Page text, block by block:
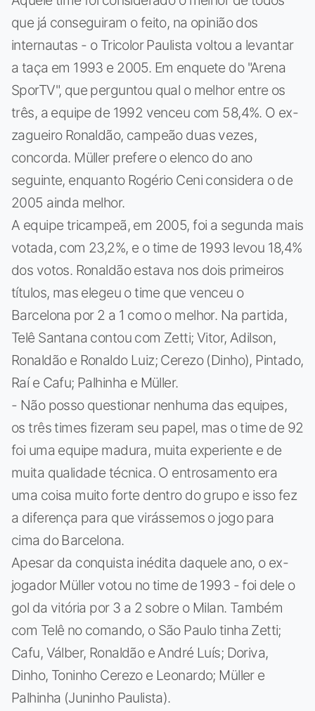
que já conseguiram o feito, na opinião dos
internautas - o Tricolor Paulista voltou a levantar
a taça em 1993 e 2005. Em enquete do "Arena
SporTV", que perguntou qual o melhor entre os
três, a equipe de 1992 venceu com 58,4%. O ex-
zagueiro Ronaldão, campeão duas vezes,
concorda. Müller prefere o elenco do ano
seguinte, enquanto Rogério Ceni considera o de
2005 ainda melhor.
A equipe tricampeã, em 2005, foi a segunda mais
votada, com 23,2%, e o time de 1993 levou 18,4%
dos votos. Ronaldão estava nos dois primeiros
títulos, mas elegeu o time que venceu o
Barcelona por 2 a 1 como o melhor. Na partida,
Telê Santana contou com Zetti; Vitor, Adilson,
Ronaldão e Ronaldo Luiz; Cerezo (Dinho), Pintado,
Raí e Cafu; Palhinha e Müller.
- Não posso questionar nenhuma das equipes,
os três times fizeram seu papel, mas o time de 92
foi uma equipe madura, muita experiente e de
muita qualidade técnica. O entrosamento era
uma coisa muito forte dentro do grupo e isso fez
a diferença para que virássemos o jogo para
cima do Barcelona.
Apesar da conquista inédita daquele ano, o ex-
jogador Müller votou no time de 1993 - foi dele o
gol da vitória por 3 a 2 sobre o Milan. Também
com Telê no comando, o São Paulo tinha Zetti;
Cafu, Válber, Ronaldão e André Luís; Doriva,
Dinho, Toninho Cerezo e Leonardo; Müller e
Palhinha (Juninho Paulista).